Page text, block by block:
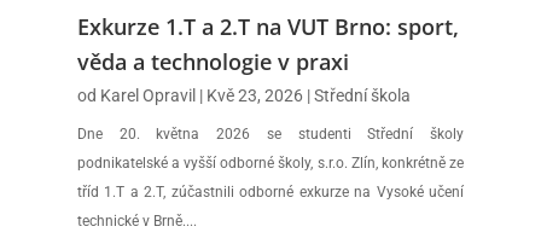
Exkurze 1.T a 2.T na VUT Brno: sport,
věda a technologie v praxi
od Karel Opravil | Kvě 23, 2026|Střední škola
Dne 20. května 2026 se studenti Střední školy
podnikatelské a vyšší odborné školy, s.r.o. Zlín, konkrétně ze
tříd 1.T a 2.T, zúčastnili odborné exkurze na Vysoké učení
technické v Brně....